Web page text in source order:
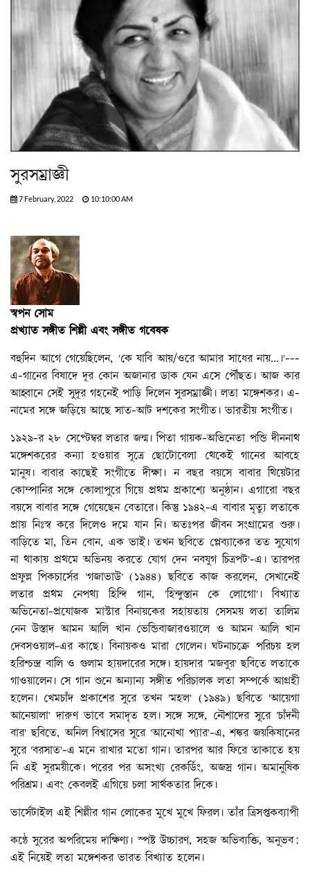
সুরসম্রাজ্ঞী
7 February, 2022 10:10:00 AM
স্বপন সোম
প্রখ্যাত সঙ্গীত শিল্পী এবং সঙ্গীত গবেষক
বহুদিন আগে গেয়েছিলেন, 'কে যাবি আয়/ওরে আমার সাধের নায়...।'---
এ-গানের বিষাদে দূর কোন অজানার ডাক যেন এসে পৌঁছত। আজ কার
আহ্বানে সেই সুদূর গহনেই পাড়ি দিলেন সুরসম্রাজ্ঞী। লতা মঙ্গেশকর। এ-
নামের সঙ্গে জড়িয়ে আছে সাত-আট দশকের সংগীত। ভারতীয় সংগীত।
১৯২৯-র ২৮ সেপ্টেম্বর লতার জন্ম। পিতা গায়ক-অভিনেতা পন্ডি দীননাথ
মঙ্গেশকরের কন্যা হওয়ার সূত্রে ছোটোবেলা থেকেই গানের আবহে
মানুষ। বাবার কাছেই সংগীতে দীক্ষা। ন বছর বয়সে বাবার থিয়েটার
কোম্পানির সঙ্গে কোলাপুরে গিয়ে প্রথম প্রকাশ্যে অনুষ্ঠান। এগারো বছর
বয়সে বাবার সঙ্গে গেয়েছেন বেতারে। কিন্তু ১৯৪২-এ বাবার মৃত্যু লতাকে
প্রায় নিঃস্ব করে দিলেও দমে যান নি। অতঃপর জীবন সংগ্রামের শুরু।
বাড়িতে মা, তিন বোন, এক ভাই। তখন ছবিতে প্লেব্যাকের তত সুযোগ
না থাকায় প্রথমে অভিনয় করতে যোগ দেন 'নবযুগ চিত্রপট'-এ। তারপর
প্রফুল্ল পিকচার্সের 'গজাভাউ' (১৯৪৪) ছবিতে কাজ করলেন, সেখানেই
লতার প্রথম নেপথ্য হিন্দি গান, 'হিন্দুস্তান কে লোগো'। বিখ্যাত
অভিনেতা-প্রযোজক মাস্টার বিনায়কের সহায়তায় সেসময় লতা তালিম
নেন উস্তাদ আমন আলি খান ভেন্ডিবাজারওয়ালে ও আমন আলি খান
দেবসওয়াল-এর কাছে। বিনায়কও মারা গেলেন। ঘটনাচক্রে পরিচয় হল
হরিশ্চন্দ্র বালি ও গুলাম হায়দারের সঙ্গে। হায়দার 'মজবুর' ছবিতে লতাকে
গাওয়ালেন। সে গান শুনে অন্যান্য সঙ্গীত পরিচালক লতা সম্পর্কে আগ্রহী
হলেন। খেমচাঁদ প্রকাশের সুরে তখন 'মহল' (১৯৪৯) ছবিতে 'আয়েগা
আনেয়ালা' দারুণ ভাবে সমাদৃত হল। সঙ্গে সঙ্গে, নৌশাদের সুরে 'চাঁদনী
বার' ছবিতে, অনিল বিশ্বাসের সুরে 'আনোখা প্যার'-এ, শঙ্কর জয়কিষানের
সুরে 'বরসাত'-এ মনে রাখার মতো গান। তারপর আর ফিরে তাকাতে হয়
নি এই সুরময়ীকে। পরের পর অসংখ্য রেকর্ডিং, অজস্র গান। অমানুষিক
পরিশ্রম। এবং কেবলই এগিয়ে চলা সার্থকতার দিকে।
ভার্সেটাইল এই শিল্পীর গান লোকের মুখে মুখে ফিরল। তাঁর ত্রিসপ্তকব্যাপী
কণ্ঠে সুরের অপরিমেয় দাক্ষিণ্য। স্পষ্ট উচ্চারণ, সহজ অভিব্যক্তি, অনুভব:
এই নিয়েই লতা মঙ্গেশকর ভারত বিখ্যাত হলেন।